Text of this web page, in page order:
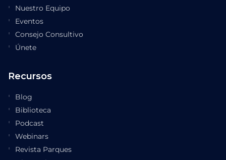
Nuestro Equipo
Eventos
Consejo Consultivo
Únete
Recursos
Blog
Biblioteca
Podcast
Webinars
Revista Parques